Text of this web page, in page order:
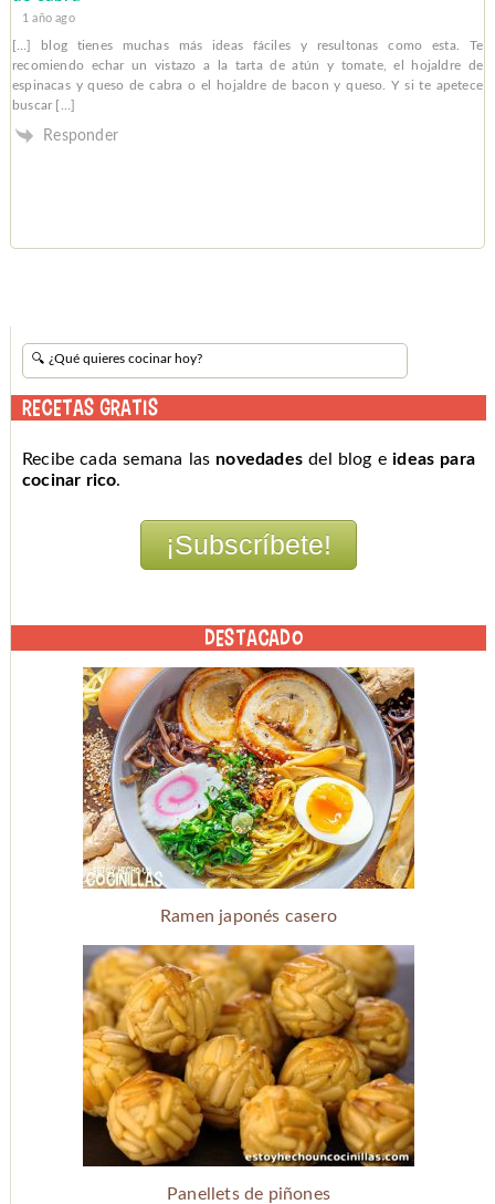
1 año ago
[…] blog tienes muchas más ideas fáciles y resultonas como esta. Te
recomiendo echar un vistazo a la tarta de atún y tomate, el hojaldre de
espinacas y queso de cabra o el hojaldre de bacon y queso. Y si te apetece
buscar […]
Responder
RECETAS GRATIS
Recibe cada semana las novedades del blog eideas para
cocinar rico.
DESTACADO
Ramen japonés casero
Panellets de piñones